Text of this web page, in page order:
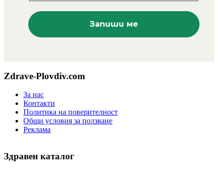
Zdrave-Plovdiv.com
За нас
Контакти
Политика на поверителност
Общи условия за ползване
Реклама
Здравен каталог